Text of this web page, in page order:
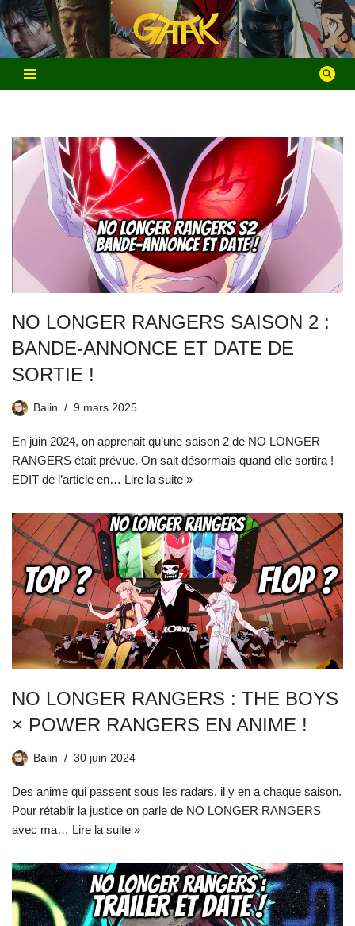
Aller
au
contenu
NO LONGER RANGERS SAISON 2 :
BANDE-ANNONCE ET DATE DE
SORTIE !
Balin 9 mars 2025
En juin 2024, on apprenait qu’une saison 2 de NO LONGER
RANGERS était prévue. On sait désormais quand elle sortira !
EDIT de l’article en… Lire la suite »
NO LONGER RANGERS : THE BOYS
× POWER RANGERS EN ANIME !
Balin 30 juin 2024
Des anime qui passent sous les radars, il y en a chaque saison.
Pour rétablir la justice on parle de NO LONGER RANGERS
avec ma… Lire la suite »